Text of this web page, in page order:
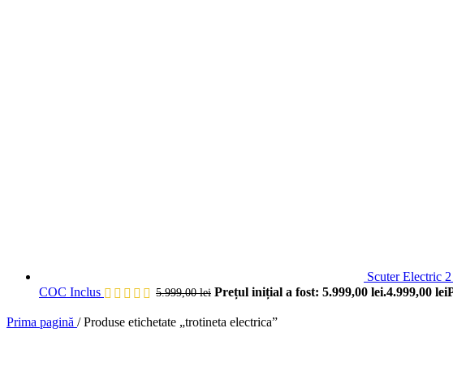
Scuter Electric
COC Inclus
5.999,00lei Prețul inițial a fost: 5.999,00 lei.4.999,00 lei
Prima pagină / Produse etichetate „trotineta electrica”